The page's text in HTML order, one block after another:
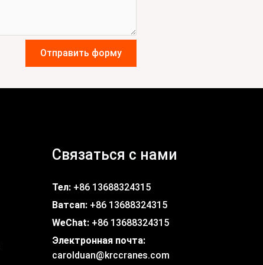
Отправить форму
Связаться с нами
Тел: +86 13688324315
Ватсап: +86 13688324315
WeChat: +86 13688324315
Электронная почта:
carolduan@krccranes.com